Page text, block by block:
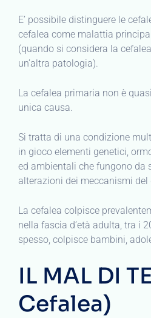
E’ possibile distinguere le
cefalea come malattia
(quando si considera la
un’altra patologia).
La cefalea primaria non è
unica causa.
Si tratta di una condizione
in gioco elementi genetici,
ed ambientali che fungono da
alterazioni dei meccanismi del
La cefalea colpisce
nella fascia d’età adulta, tra i
spesso, colpisce bambini,
IL MAL DI
Cefalea)